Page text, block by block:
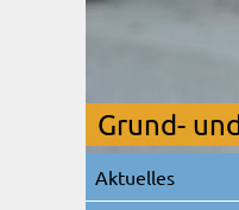
Grund-
Navigation
überspringen
Aktuelles